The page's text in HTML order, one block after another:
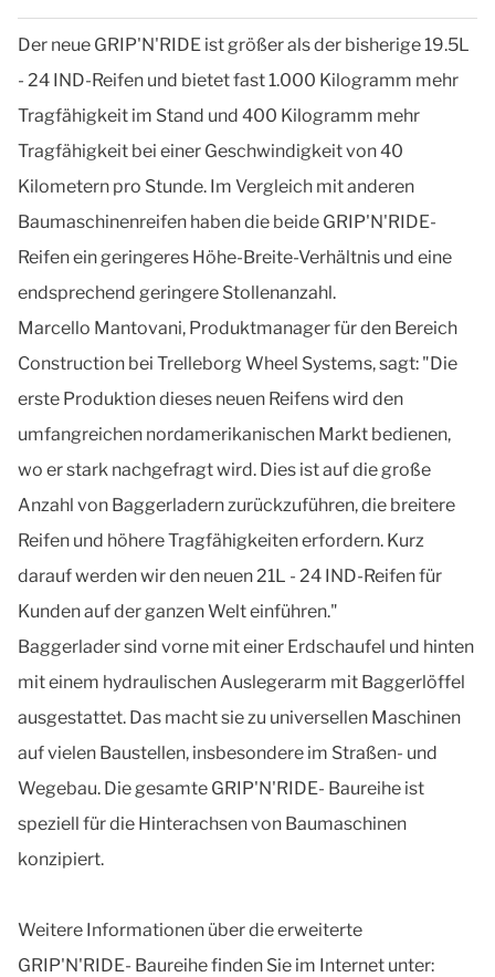
Der neue GRIP'N'RIDE ist größer als der bisherige 19.5L
- 24 IND-Reifen und bietet fast 1.000 Kilogramm mehr
Tragfähigkeit im Stand und 400 Kilogramm mehr
Tragfähigkeit bei einer Geschwindigkeit von 40
Kilometern pro Stunde. Im Vergleich mit anderen
Baumaschinenreifen haben die beide GRIP'N'RIDE-
Reifen ein geringeres Höhe-Breite-Verhältnis und eine
endsprechend geringere Stollenanzahl.
Marcello Mantovani, Produktmanager für den Bereich
Construction bei Trelleborg Wheel Systems, sagt: "Die
erste Produktion dieses neuen Reifens wird den
umfangreichen nordamerikanischen Markt bedienen,
wo er stark nachgefragt wird. Dies ist auf die große
Anzahl von Baggerladern zurückzuführen, die breitere
Reifen und höhere Tragfähigkeiten erfordern. Kurz
darauf werden wir den neuen 21L - 24 IND-Reifen für
Kunden auf der ganzen Welt einführen."
Baggerlader sind vorne mit einer Erdschaufel und hinten
mit einem hydraulischen Auslegerarm mit Baggerlöffel
ausgestattet. Das macht sie zu universellen Maschinen
auf vielen Baustellen, insbesondere im Straßen- und
Wegebau. Die gesamte GRIP'N'RIDE- Baureihe ist
speziell für die Hinterachsen von Baumaschinen
konzipiert.
Weitere Informationen über die erweiterte
GRIP'N'RIDE- Baureihe finden Sie im Internet unter: